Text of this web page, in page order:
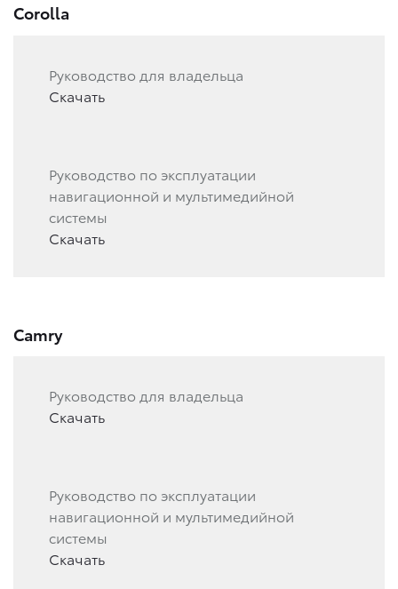
Corolla
Руководство для владельца
Скачать
Руководство по эксплуатации
навигационной и мультимедийной
системы
Скачать
Camry
Руководство для владельца
Скачать
Руководство по эксплуатации
навигационной и мультимедийной
системы
Скачать